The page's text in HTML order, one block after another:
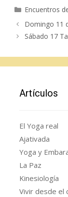
Categorías
Encuentros
Domingo 11
Sábado 17
Artículos
El Yoga real
Ajativada
Yoga y
La Paz
Kinesiología
Vivir desde el